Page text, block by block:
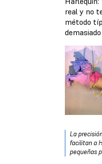
real y no
método
La
facilitan a
pequeñas